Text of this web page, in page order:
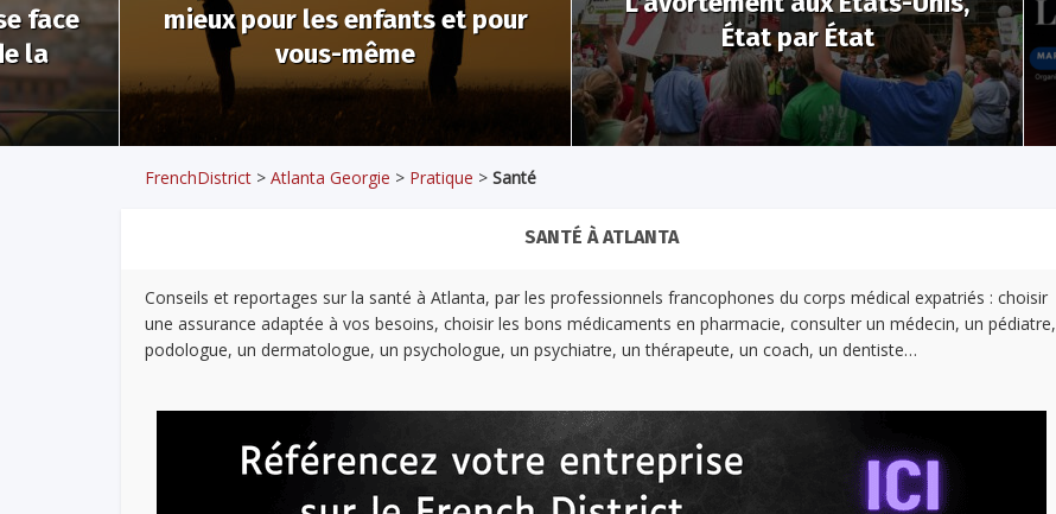
face
la
mieux pour les enfants et pour
vous-même
État par État
FrenchDistrict > Atlanta Georgie > Pratique > Santé
SANTÉ À ATLANTA
Conseils et reportages sur la santé à Atlanta, par les professionnels francophones du corps médical expatriés : choisir
une assurance adaptée à vos besoins, choisir les bons médicaments en pharmacie, consulter un médecin, un pédiatre,
podologue, un dermatologue, un psychologue, un psychiatre, un thérapeute, un coach, un dentiste…